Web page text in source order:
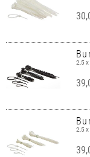
2,5
2,5